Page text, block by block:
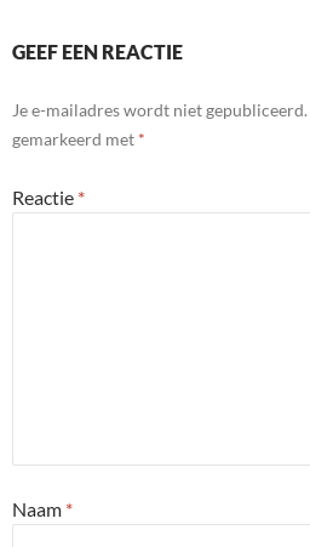
GEEF EEN REACTIE
Je e-mailadres wordt niet gepubliceerd.
gemarkeerd met *
Reactie *
Naam *